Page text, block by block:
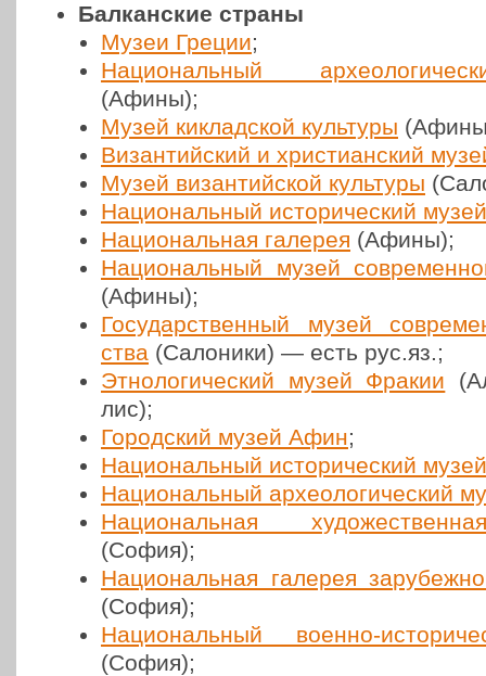
Балкан­ские страны
Музеи Греции;
Наци­о­наль­ный
(Афины);
Музей киклад­ской куль­ту­ры
Визан­тий­ский и хри­сти­ан­ский
Музей визан­тий­ской куль­ту­ры
Наци­о­наль­ный исто­ри­че­ский музей
Наци­о­наль­ная галерея (Афины);
Наци­о­наль­ный музей
(Афины);
Госу­дар­ствен­ный музей
ства (Сало­ни­ки) — есть рус.яз.;
Этно­ло­ги­че­ский музей Фракии
лис);
Город­ский музей Афин;
Наци­о­наль­ный исто­ри­че­ский музей
Наци­о­наль­ный архео­ло­ги­че­ский
Наци­о­наль­ная
(София);
Наци­о­наль­ная галерея
(София);
Наци­о­наль­ный военно-
(София);